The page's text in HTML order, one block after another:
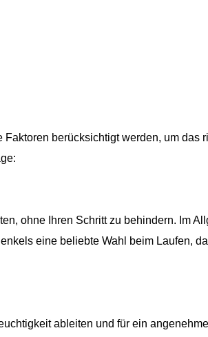
berücksichtigt werden, um das
ohne Ihren Schritt zu behindern. Im
eine beliebte Wahl beim Laufen,
ableiten und für ein